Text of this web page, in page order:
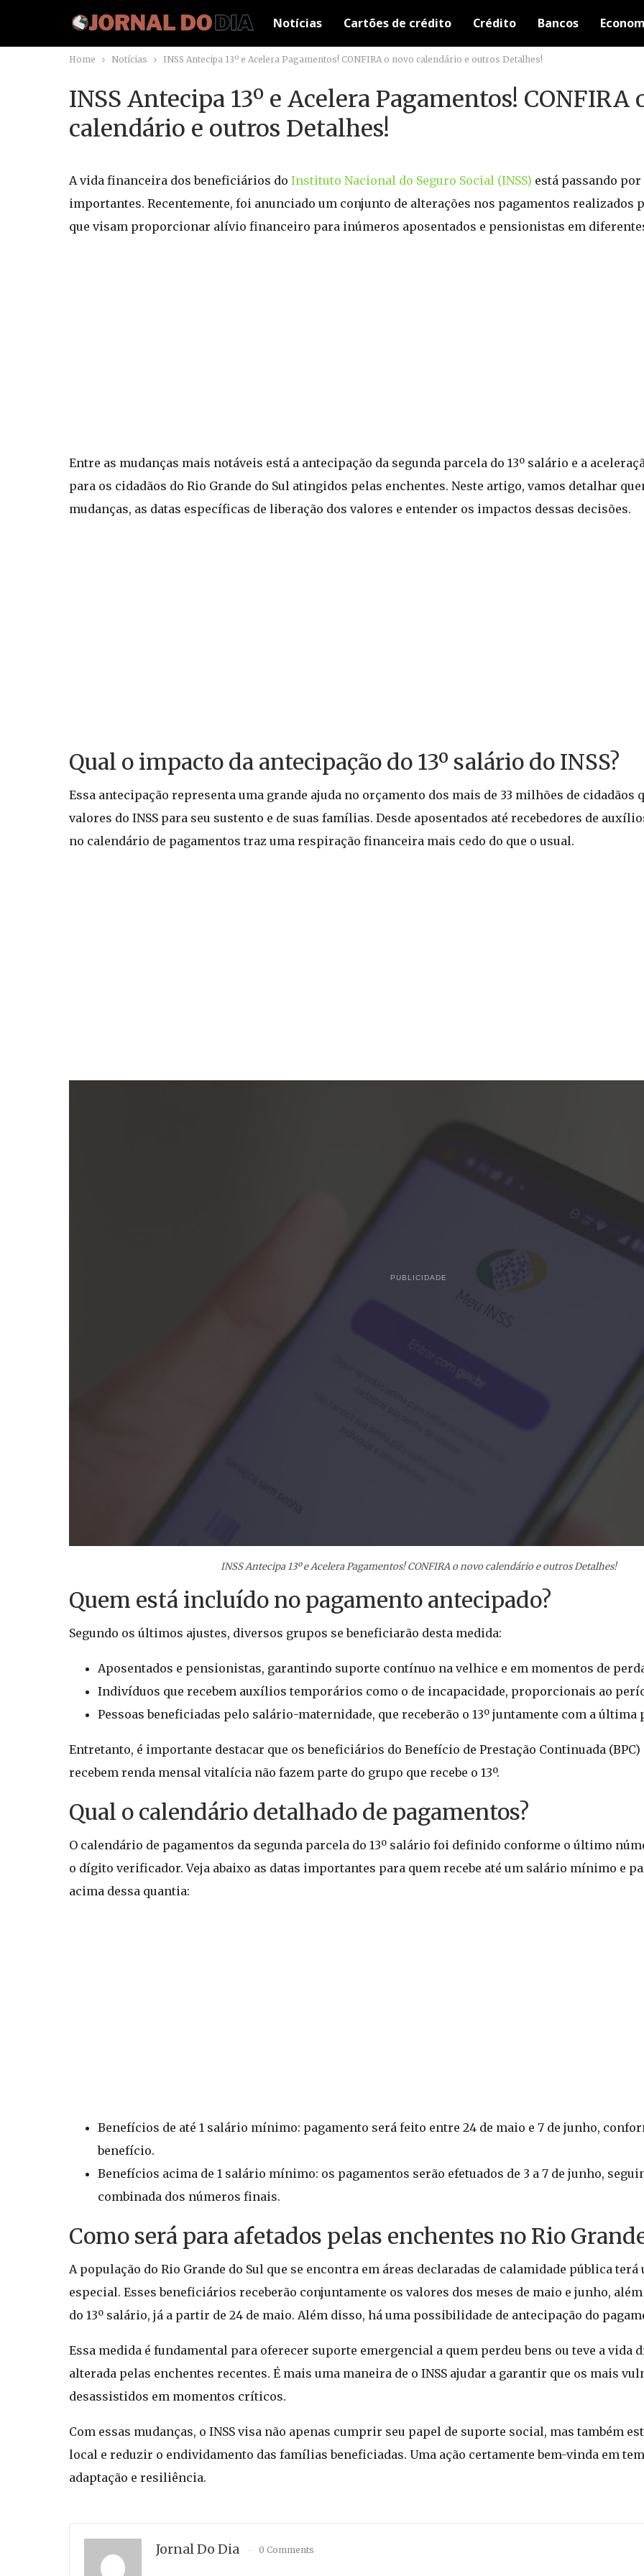
Notícias Cartões de crédito Crédito Bancos
Home Notícias INSS Antecipa 13º e Acelera Pagamentos! CONFIRA o novo calendário e outros Detalhes!
INSS Antecipa 13º e Acelera Pagamentos! CONFIRA
calendário e outros Detalhes!
A vida financeira dos beneficiários do Instituto Nacional do Seguro Social (INSS) está passando
importantes. Recentemente, foi anunciado um conjunto de alterações nos pagamentos realizados
que visam proporcionar alívio financeiro para inúmeros aposentados e pensionistas em
Entre as mudanças mais notáveis está a antecipação da segunda parcela do 13º salário e a
para os cidadãos do Rio Grande do Sul atingidos pelas enchentes. Neste artigo, vamos detalhar
mudanças, as datas específicas de liberação dos valores e entender os impactos dessas decisões.
Qual o impacto da antecipação do 13º salário do INSS?
Essa antecipação representa uma grande ajuda no orçamento dos mais de 33 milhões de cidadãos
valores do INSS para seu sustento e de suas famílias. Desde aposentados até recebedores de
no calendário de pagamentos traz uma respiração financeira mais cedo do que o usual.
PUBLICIDADE
INSS Antecipa 13º e Acelera Pagamentos! CONFIRA o novo calendário e outros Detalhes!
Quem está incluído no pagamento antecipado?
Segundo os últimos ajustes, diversos grupos se beneficiarão desta medida:
Aposentados e pensionistas, garantindo suporte contínuo na velhice e em momentos de
Indivíduos que recebem auxílios temporários como o de incapacidade, proporcionais ao
Pessoas beneficiadas pelo salário-maternidade, que receberão o 13º juntamente com a
Entretanto, é importante destacar que os beneficiários do Benefício de Prestação Continuada (BPC)
recebem renda mensal vitalícia não fazem parte do grupo que recebe o 13º.
Qual o calendário detalhado de pagamentos?
O calendário de pagamentos da segunda parcela do 13º salário foi definido conforme o último
o dígito verificador. Veja abaixo as datas importantes para quem recebe até um salário mínimo e
acima dessa quantia:
Benefícios de até 1 salário mínimo: pagamento será feito entre 24 de maio e 7 de junho,
benefício.
Benefícios acima de 1 salário mínimo: os pagamentos serão efetuados de 3 a 7 de junho,
combinada dos números finais.
Como será para afetados pelas enchentes no Rio
A população do Rio Grande do Sul que se encontra em áreas declaradas de calamidade pública
especial. Esses beneficiários receberão conjuntamente os valores dos meses de maio e junho,
do 13º salário, já a partir de 24 de maio. Além disso, há uma possibilidade de antecipação do
Essa medida é fundamental para oferecer suporte emergencial a quem perdeu bens ou teve a vida
alterada pelas enchentes recentes. É mais uma maneira de o INSS ajudar a garantir que os mais
desassistidos em momentos críticos.
Com essas mudanças, o INSS visa não apenas cumprir seu papel de suporte social, mas também
local e reduzir o endividamento das famílias beneficiadas. Uma ação certamente bem-vinda em
adaptação e resiliência.
Jornal Do Dia 0 Comments